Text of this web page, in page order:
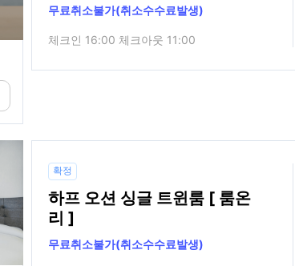
무료취소불가(취소수수료발생)
체크인 16:00 체크아웃 11:00
확정
하프 오션 싱글 트윈룸 [ 룸온
리 ]
무료취소불가(취소수수료발생)